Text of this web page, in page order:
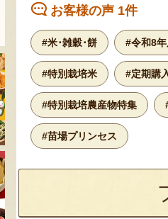
お客様の声 1件
#米･雑穀･餅 #令和8
#特別栽培米 #定期購
#特別栽培農産物特集
#苗場プリンセス